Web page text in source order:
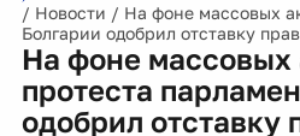
/ Новости / На фоне массовых
Болгарии одобрил отставку
На фоне массовых
протеста
одобрил отставку